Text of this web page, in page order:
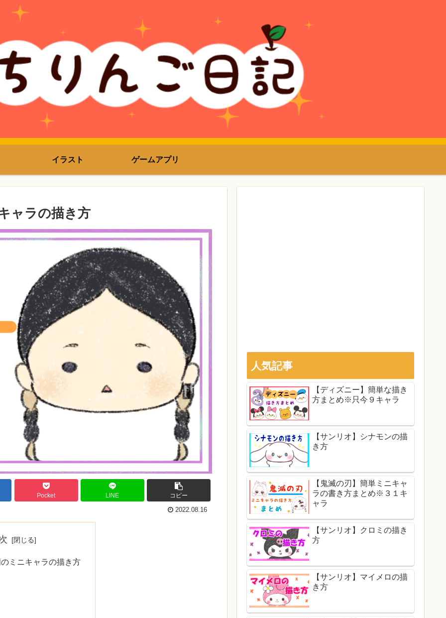
イラスト ゲームアプリ
ャラの描き方
Pocket LINE コピー
2022.08.16
ミニキャラの描き方
人気記事
【ディズニー】簡単な描き
方まとめ※只今９キャラ
【サンリオ】シナモンの描
き方
【鬼滅の刃】簡単ミニキャ
ラの書き方まとめ※３１キ
ャラ
【サンリオ】クロミの描き
方
【サンリオ】マイメロの描
き方